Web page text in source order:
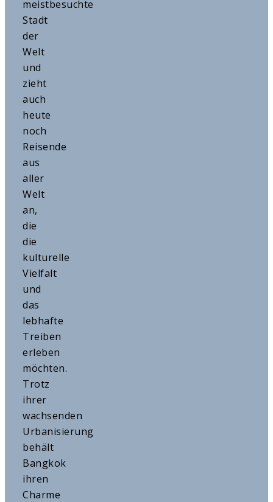
meistbesuchte
Stadt
der
Welt
und
zieht
auch
heute
noch
Reisende
aus
aller
Welt
an,
die
die
kulturelle
Vielfalt
und
das
lebhafte
Treiben
erleben
möchten.
Trotz
ihrer
wachsenden
Urbanisierung
behält
Bangkok
ihren
Charme